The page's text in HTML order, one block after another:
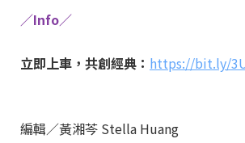
／Info／
立即上車，共創經典： https://bit.ly/
編輯／黃湘芩 Stella Huang